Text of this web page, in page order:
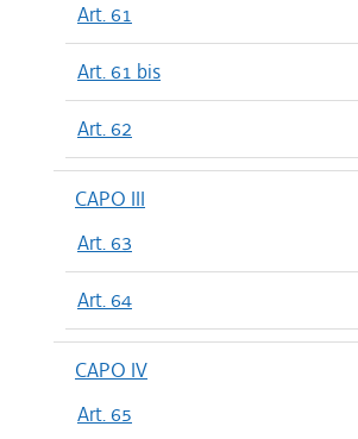
Art. 61
Art. 61 bis
Art. 62
CAPO III
Art. 63
Art. 64
CAPO IV
Art. 65